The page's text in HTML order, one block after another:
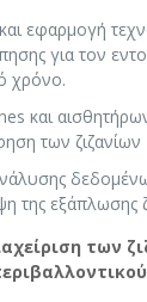
εφαρμογή
για τον
χρόνο.
και
των ζιζανίων
της εξάπλωσης
των